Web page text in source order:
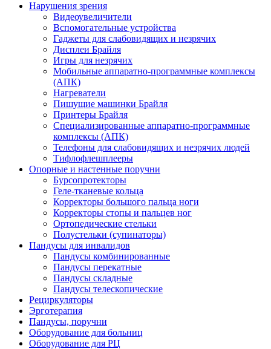
Нарушения зрения
Видеоувеличители
Вспомогательные устройства
Гаджеты для слабовидящих и незрячих
Дисплеи Брайля
Игры для незрячих
Мобильные аппаратно-программные комплексы
(АПК)
Нагреватели
Пишущие машинки Брайля
Принтеры Брайля
Специализированные аппаратно-программные
комплексы (АПК)
Телефоны для слабовидящих и незрячих людей
Тифлофлешплееры
Опорные и настенные поручни
Бурсопротекторы
Геле-тканевые кольца
Корректоры большого пальца ноги
Корректоры стопы и пальцев ног
Ортопедические стельки
Полустельки (супинаторы)
Пандусы для инвалидов
Пандусы комбинированные
Пандусы перекатные
Пандусы складные
Пандусы телескопические
Рециркуляторы
Эрготерапия
Пандусы, поручни
Оборудование для больниц
Оборудование для РЦ